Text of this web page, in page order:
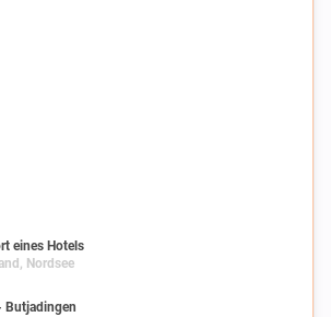
eines Hotels
Nordsee
Butjadingen